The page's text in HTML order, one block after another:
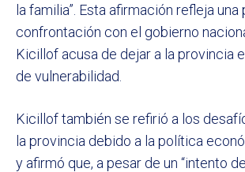
la familia”. Esta afirmación refleja una
confrontación con el gobierno
Kicillof acusa de dejar a la provincia
de vulnerabilidad.
Kicillof también se refirió a los
la provincia debido a la política
y afirmó que, a pesar de un “intento